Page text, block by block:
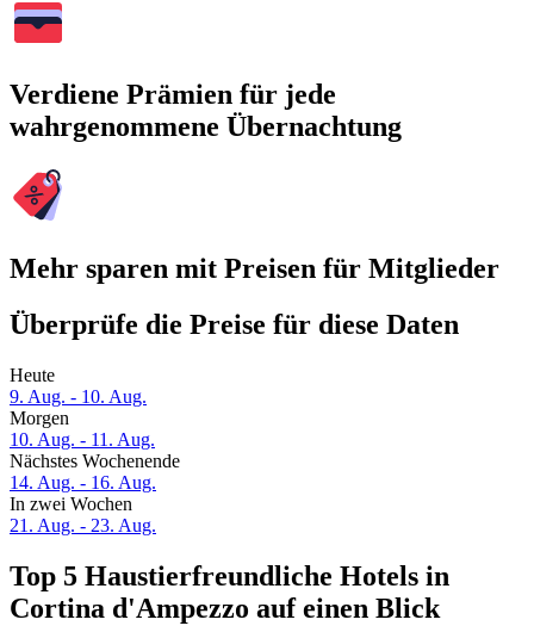
Verdiene Prämien für jede
wahrgenommene Übernachtung
Mehr sparen mit Preisen für Mitglieder
Überprüfe die Preise für diese Daten
Heute
9. Aug. - 10. Aug.
Morgen
10. Aug. - 11. Aug.
Nächstes Wochenende
14. Aug. - 16. Aug.
In zwei Wochen
21. Aug. - 23. Aug.
Top 5 Haustierfreundliche Hotels in
Cortina d'Ampezzo auf einen Blick